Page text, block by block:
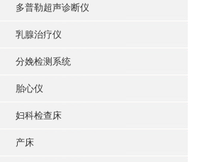
多普勒超声诊断仪
乳腺治疗仪
分娩检测系统
胎心仪
妇科检查床
产床